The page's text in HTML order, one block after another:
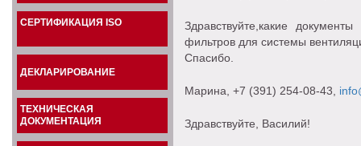
СЕРТИФИКАЦИЯ ISO
ДЕКЛАРИРОВАНИЕ
ТЕХНИЧЕСКАЯ
ДОКУМЕНТАЦИЯ
Здравствуйте,какие
фильтров для системы
Спасибо.
Марина , +7 (391) 254-08-43,
Здравствуйте, Василий!